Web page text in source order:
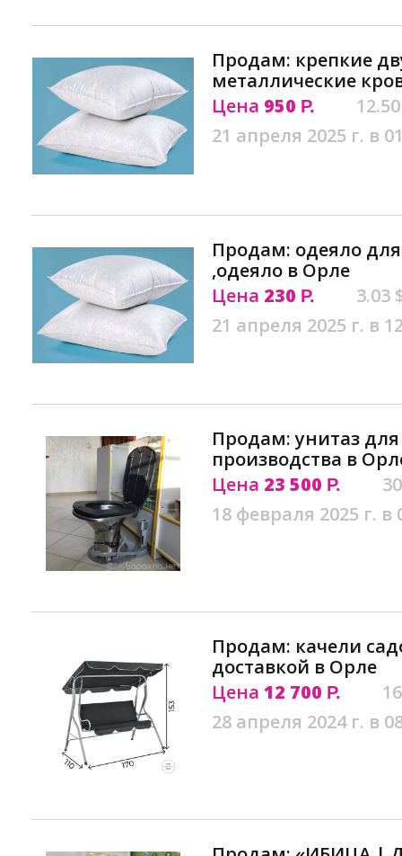
Продам: крепкие
металлические
Цена 950 Р.
21 апреля 2025 г. в
Продам: одеяло
,одеяло в Орле
Цена 230 Р.
3.03
21 апреля 2025 г. в
Продам: унитаз
производства в
Цена 23 500 Р.
18 февраля 2025 г. в
Продам: качели
доставкой в Орле
Цена 12 700 Р.
28 апреля 2024 г. в